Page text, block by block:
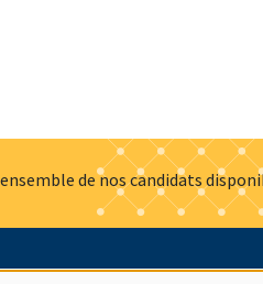
de nos candidats
Offres d'emploi